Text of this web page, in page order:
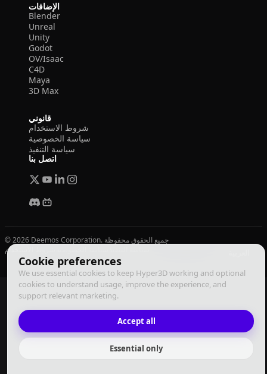
Cookie preferences
We use essential cookies to keep Hyper3D working and optional
cookies to understand usage, improve the experience, and
support relevant marketing.
Accept all
Essential only
الإضافات
Blender
Unreal
Unity
Godot
OV/Isaac
C4D
Maya
3D Max
قانوني
شروط الاستخدام
سياسة الخصوصية
سياسة التنفيذ
اتصل بنا
© 2026 Deemos Corporation. جميع الحقوق محفوظة
شروط الاستخدام